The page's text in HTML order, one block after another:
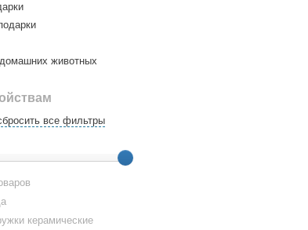
животных
все фильтры
керамические